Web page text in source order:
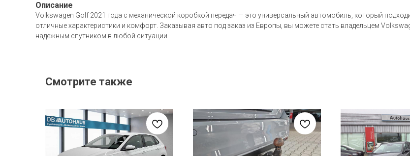
Описание
Volkswagen Golf 2021 года с механической коробкой передач — это универсальный автомобиль, который
отличные характеристики и комфорт. Заказывая авто под заказ из Европы, вы можете стать владельцем
надежным спутником в любой ситуации.
Смотрите также